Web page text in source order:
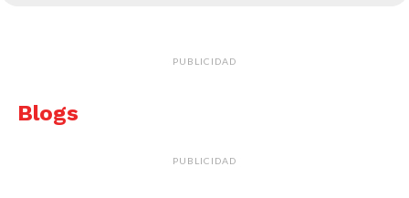
PUBLICIDAD
Blogs
PUBLICIDAD